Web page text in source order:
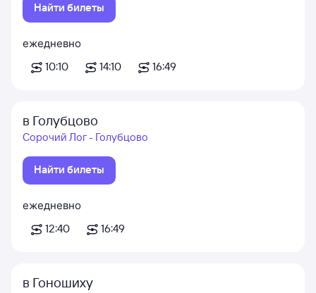
Найти билеты
ежедневно
10:10
14:10 16:49
в Голубцово
Сорочий Лог - Голубцово
Найти билеты
ежедневно
12:40
16:49
в Гоношиху